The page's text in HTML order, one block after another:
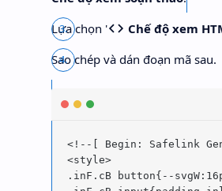
Lựa chọn '
Chế độ xem
Sao chép và dán đoạn mã sau.
<!--[ Begin: Safelink
<style>
.inF.cB button{--